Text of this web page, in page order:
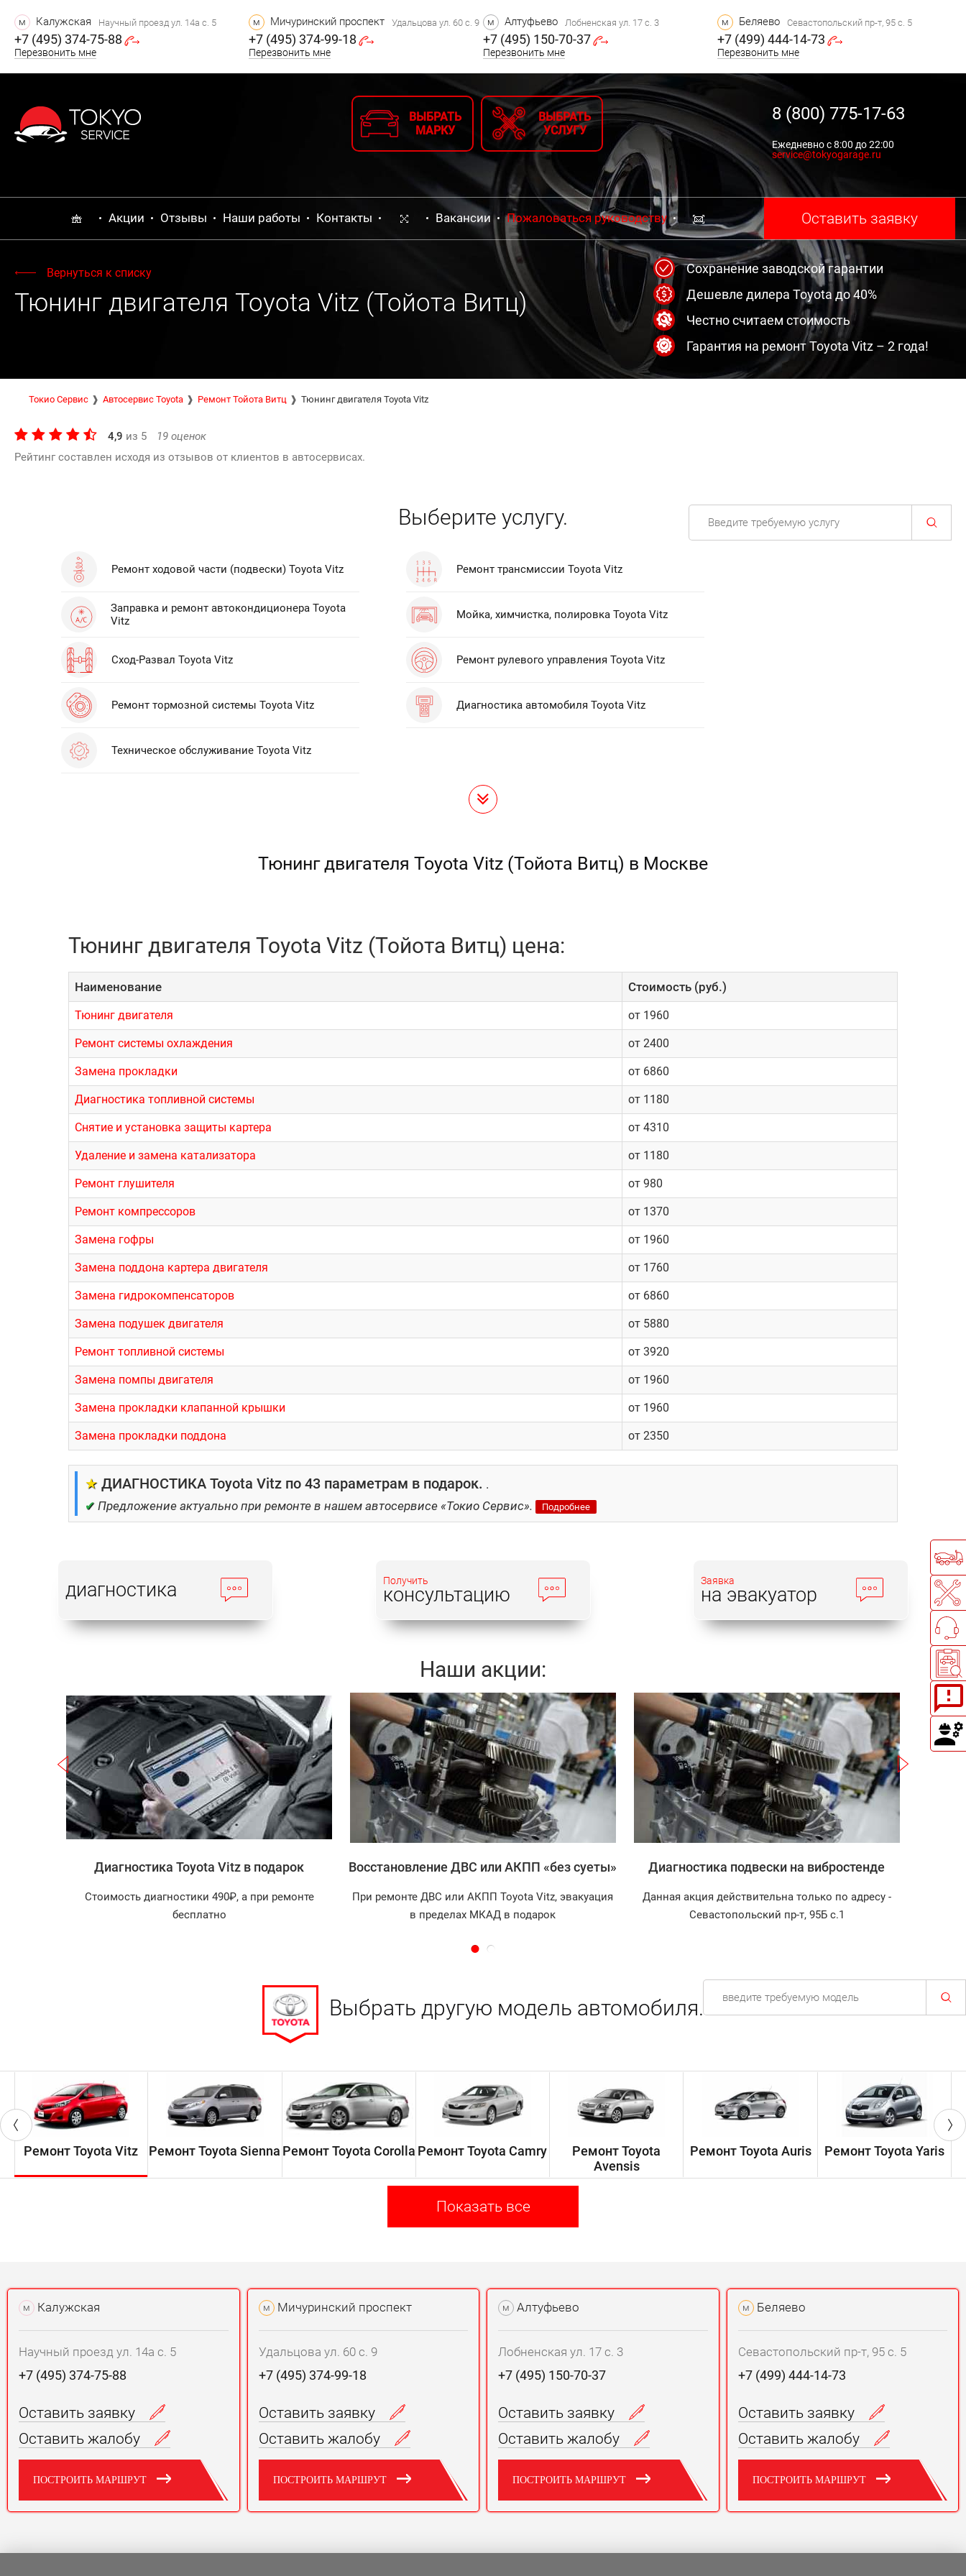
м Калужская Научный проезд ул. 14а с. 5
+7 (495) 374-75-88
Перезвонить мне
м Мичуринский проспект Удальцова ул. 60 с. 9
+7 (495) 374-99-18
Перезвонить мне
м Алтуфьево Лобненская ул. 17 с. 3
+7 (495) 150-70-37
Перезвонить мне
м Беляево Севастопольский пр-т, 95 с. 5
+7 (499) 444-14-73
Перезвонить мне
ВЫБРАТЬ
МАРКУ
ВЫБРАТЬ
УСЛУГУ
8 (800) 775-17-63
Ежедневно с 8:00 до 22:00
service@tokyogarage.ru
Акции Отзывы Наши работы Контакты Вакансии Пожаловаться руководству Оставить заявку
Вернуться к списку
Тюнинг двигателя Toyota Vitz (Тойота Витц)
Сохранение заводской гарантии
Дешевле дилера Toyota до 40%
Честно считаем стоимость
Гарантия на ремонт Toyota Vitz – 2 года!
Токио Сервис Автосервис Toyota Ремонт Тойота Витц Тюнинг двигателя Toyota Vitz
4,9 из 5 19 оценок
Рейтинг составлен исходя из отзывов от клиентов в автосервисах.
Выберите услугу.
Ремонт ходовой части (подвески) Toyota Vitz Ремонт трансмиссии Toyota Vitz
Заправка и ремонт автокондиционера Toyota
Vitz
Мойка, химчистка, полировка Toyota Vitz
Сход-Развал Toyota Vitz Ремонт рулевого управления Toyota Vitz
Ремонт тормозной системы Toyota Vitz Диагностика автомобиля Toyota Vitz
Техническое обслуживание Toyota Vitz
Тюнинг двигателя Toyota Vitz (Тойота Витц) в Москве
Тюнинг двигателя Toyota Vitz (Тойота Витц) цена:
Наименование Cтоимость (руб.)
Тюнинг двигателя от 1960
Ремонт системы охлаждения от 2400
Замена прокладки от 6860
Диагностика топливной системы от 1180
Снятие и установка защиты картера от 4310
Удаление и замена катализатора от 1180
Ремонт глушителя от 980
Ремонт компрессоров от 1370
Замена гофры от 1960
Замена поддона картера двигателя от 1760
Замена гидрокомпенсаторов от 6860
Замена подушек двигателя от 5880
Ремонт топливной системы от 3920
Замена помпы двигателя от 1960
Замена прокладки клапанной крышки от 1960
Замена прокладки поддона от 2350
★ ДИАГНОСТИКА Toyota Vitz по 43 параметрам в подарок. .
✔ Предложение актуально при ремонте в нашем автосервисе «Токио Сервис». Подробнее
диагностика Получить
консультацию
Заявка
на эвакуатор
Наши акции:
Записаться
Диагностика Toyota Vitz в подарок
Стоимость диагностики 490₽, а при ремонте
бесплатно
Записаться
Восстановление ДВС или АКПП «без суеты»
При ремонте ДВС или АКПП Toyota Vitz, эвакуация
в пределах МКАД в подарок
Записаться
Диагностика подвески на вибростенде
Данная акция действительна только по адресу -
Севастопольский пр-т, 95Б с.1
Выбрать другую модель автомобиля.
Ремонт Toyota Vitz Ремонт Toyota Sienna Ремонт Toyota Corolla Ремонт Toyota Camry
Ремонт Toyota
Avensis
Ремонт Toyota Auris Ремонт Toyota Yaris
Показать все
м Калужская
Научный проезд ул. 14а с. 5
+7 (495) 374-75-88
Оставить заявку
Оставить жалобу
ПОСТРОИТЬ МАРШРУТ
м Мичуринский проспект
Удальцова ул. 60 с. 9
+7 (495) 374-99-18
Оставить заявку
Оставить жалобу
ПОСТРОИТЬ МАРШРУТ
м Алтуфьево
Лобненская ул. 17 с. 3
+7 (495) 150-70-37
Оставить заявку
Оставить жалобу
ПОСТРОИТЬ МАРШРУТ
м Беляево
Севастопольский пр-т, 95 с. 5
+7 (499) 444-14-73
Оставить заявку
Оставить жалобу
ПОСТРОИТЬ МАРШРУТ